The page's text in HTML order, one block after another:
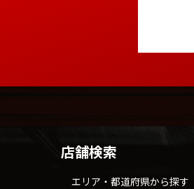
店舗検索
エリア・都道府県から探す